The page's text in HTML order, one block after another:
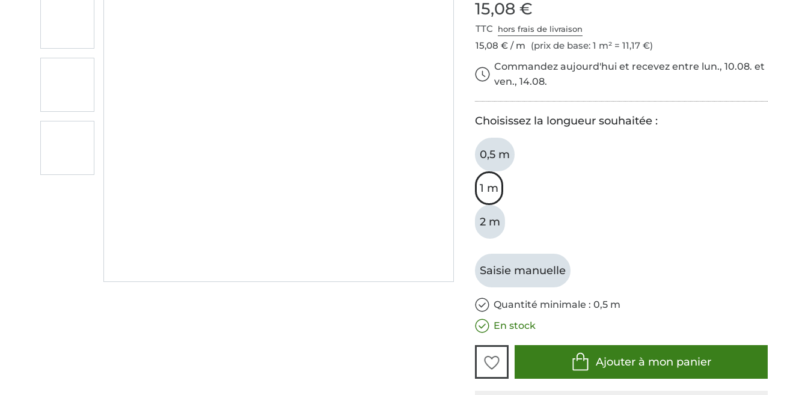
15,08 €
TTC hors frais de livraison
15,08 € / m (prix de base: 1 m² = 11,17 €)
Commandez aujourd'hui et recevez entre lun., 10.08. et
ven., 14.08.
Choisissez la longueur souhaitée :
0,5 m
1 m
2 m
Saisie manuelle
Quantité minimale : 0,5 m
En stock
Ajouter à mon panier